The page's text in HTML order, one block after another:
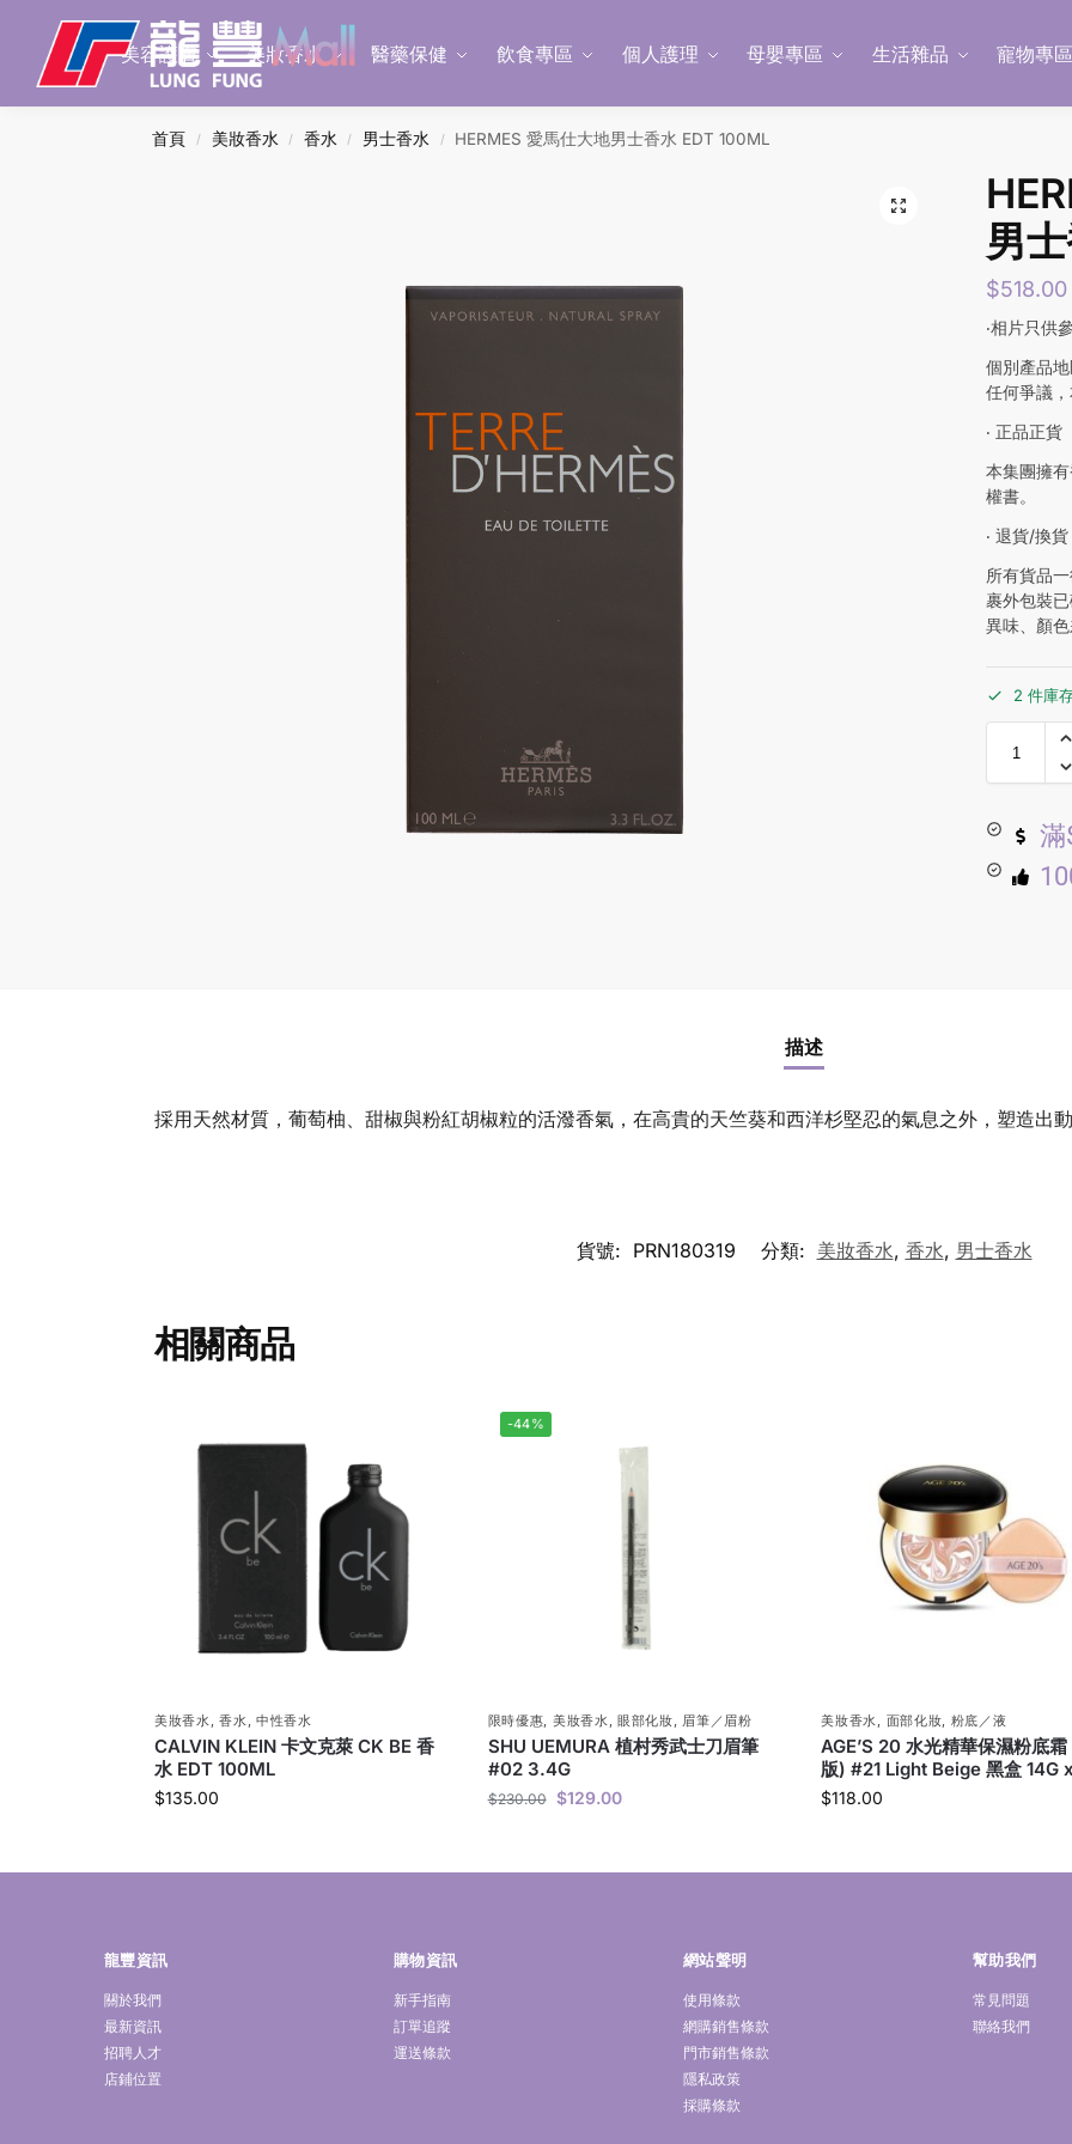
美容護膚 美妝香水 醫藥保健 飲食專區 個人護理 母嬰專區 生活雜品 寵物專區
Search
首頁 / 美妝香水 / 香水 / 男士香水 / HERMES 愛馬仕大地男士香水 EDT 100ML
男
$518.00
‧相片只供
個別產品
任何爭議，
‧ 正品正貨
本集團擁
權書。
‧ 退貨/換貨
所有貨品
裹外包裝
異味、顏
2 件庫
滿
描述
採用天然材質，葡萄柚、甜椒與粉紅胡椒粒的活潑香氣，在高貴的天竺葵和西洋杉堅忍的氣息之外，塑造出動
貨號: PRN180319 分類: 美妝香水, 香水, 男士香水
相關商品
美妝香水 ,香水 中性香水
CALVIN KLEIN 卡文克萊 CK BE 香
水 EDT 100ML
$135.00
-44%
限時優惠 美妝香水 ,眼部化妝 眉筆／眉粉
SHU UEMURA 植村秀武士刀眉筆
#02 3.4G
$230.00 $129.00
美妝香水 面部化妝 粉底／液
AGE’S 20 水光精華保濕粉底
版) #21 Light Beige 黑盒 14G
$118.00
龍豐資訊
關於我們
最新資訊
招聘人才
店鋪位置
購物資訊
新手指南
訂單追蹤
運送條款
網站聲明
使用條款
網購銷售條款
門市銷售條款
隱私政策
採購條款
幫助我們
常見問題
聯絡我們